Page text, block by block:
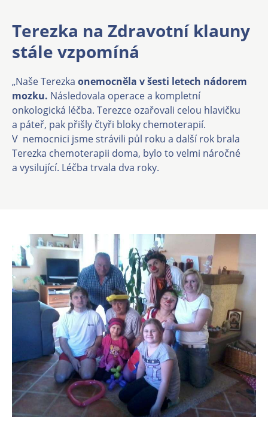
Terezka na Zdravotní klauny
stále vzpomíná
„Naše Terezka onemocněla v šesti letech nádorem
mozku. Následovala operace a kompletní
onkologická léčba. Terezce ozařovali celou hlavičku
a páteř, pak přišly čtyři bloky chemoterapií.
V nemocnici jsme strávili půl roku a další rok brala
Terezka chemoterapii doma, bylo to velmi náročné
a vysilující. Léčba trvala dva roky.